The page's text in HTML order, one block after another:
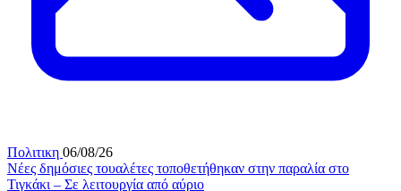
Πολιτικη 06/08/26
Νέες δημόσιες τουαλέτες τοποθετήθηκαν στην παραλία στο
Τιγκάκι – Σε λειτουργία από αύριο